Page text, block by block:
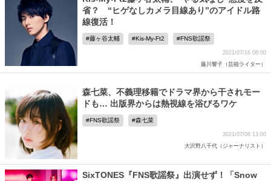
省？ “ヒゲなしカメラ目線あり”のアイドル路
線復活！
藤ヶ谷太輔 Kis-My-Ft2 FNS歌謡祭
2021/07/16 08:00
藤川響子（芸能ライター）
森七菜、不義理移籍でドラマ界から干されモー
ドも… 出版界からは熱視線を浴びるワケ
FNS歌謡祭 森七菜
2021/07/06 13:00
大沢野八千代（ジャーナリスト）
SixTONES『FNS歌謡祭』出演せず！「Snow